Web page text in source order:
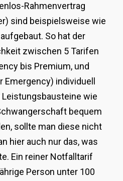
Rahmenvertrag
sind beispielsweise wie
So hat der
zwischen 5 Tarifen
bis Premium, und
Emergency) individuell
wie
bequem
sollte man diese nicht
hier auch nur das, was
Ein reiner Notfalltarif
Person unter 100